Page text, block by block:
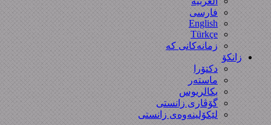
فارسی
English
Türkçe
زمانەکانی کە
زانکۆ
دکتۆرا
ماستەر
بکالریوس
گۆڤاری زانستی
لێکۆلینەوەی زانستی